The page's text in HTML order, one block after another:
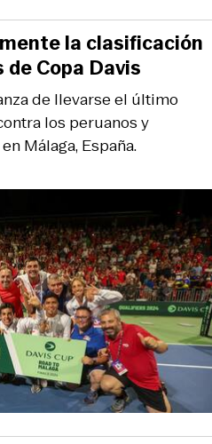
de llevarse el último
los peruanos y
Málaga, España.
la clasificación
Copa Davis